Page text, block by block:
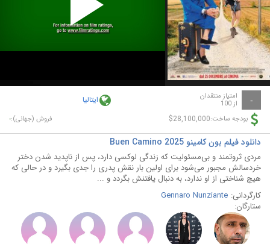
Play
Video
- امتیاز منتقدان
از 100 ایتالیا
بودجه ساخت:$28,100,000 فروش (جهانی):-
دانلود فیلم بون کامینو Buen Camino 2025
مردی ثروتمند و بی‌مسئولیت که زندگی لوکسی دارد، پس از ناپدید شدن دختر
خردسالش مجبور می‌شود برای اولین بار نقش پدری را جدی بگیرد و در حالی که
هیچ شناختی از او ندارد، به دنبال یافتنش بگردد و ...
کارگردانی: Gennaro Nunziante
ستارگان: